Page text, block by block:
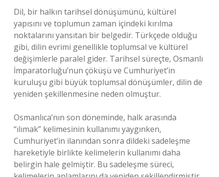
Dil, bir halkın tarihsel dönüşümünü, kültürel
yapısını ve toplumun zaman içindeki kırılma
noktalarını yansıtan bir belgedir. Türkçede olduğu
gibi, dilin evrimi genellikle toplumsal ve kültürel
değişimlerle paralel gider. Tarihsel süreçte, Osmanlı
İmparatorluğu’nun çöküşü ve Cumhuriyet’in
kuruluşu gibi büyük toplumsal dönüşümler, dilin de
yeniden şekillenmesine neden olmuştur.
Osmanlıca’nın son döneminde, halk arasında
“ılımak” kelimesinin kullanımı yaygınken,
Cumhuriyet’in ilanından sonra dildeki sadeleşme
hareketiyle birlikte kelimelerin kullanımı daha
belirgin hale gelmiştir. Bu sadeleşme süreci,